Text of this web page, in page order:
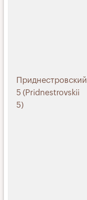
Приднестровский
5 (Pridnestrovskii
5)